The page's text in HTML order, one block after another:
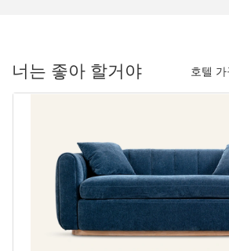
너는 좋아 할거야 호텔 가